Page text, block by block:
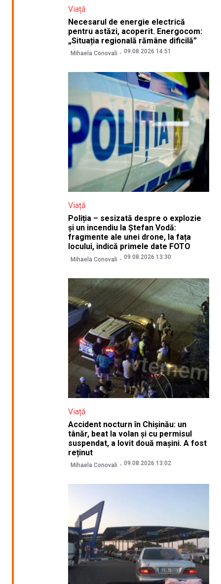
Viață
Necesarul de energie electrică
pentru astăzi, acoperit. Energocom:
„Situația regională rămâne dificilă”
Mihaela Conovali 09.08.2026 14:51
Viață
Poliția – sesizată despre o explozie
și un incendiu la Ștefan Vodă:
fragmente ale unei drone, la fața
locului, indică primele date FOTO
Mihaela Conovali 09.08.2026 13:30
Viață
Accident nocturn în Chișinău: un
tânăr, beat la volan și cu permisul
suspendat, a lovit două mașini. A fost
reținut
Mihaela Conovali 09.08.2026 13:02